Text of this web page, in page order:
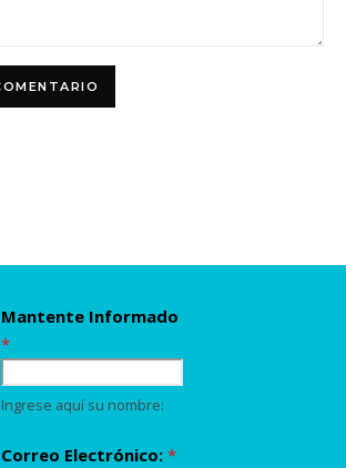
Mantente Informado
*
Ingrese aquí su nombre:
Correo Electrónico:*